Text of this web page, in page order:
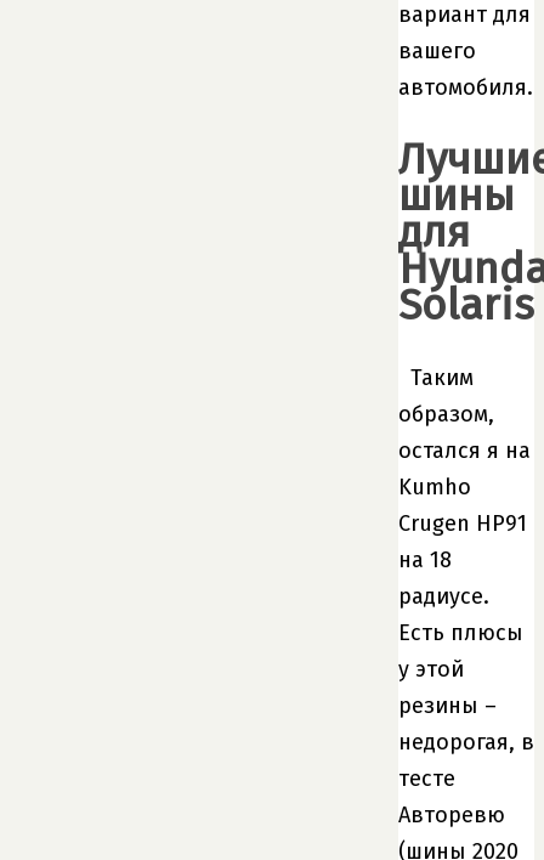
вариант для
вашего
автомобиля.
шины
для
Solaris
Таким
образом,
остался я на
Kumho
Crugen HP91
на 18
радиусе.
Есть плюсы
у этой
резины –
недорогая, в
тесте
Авторевю
(шины 2020